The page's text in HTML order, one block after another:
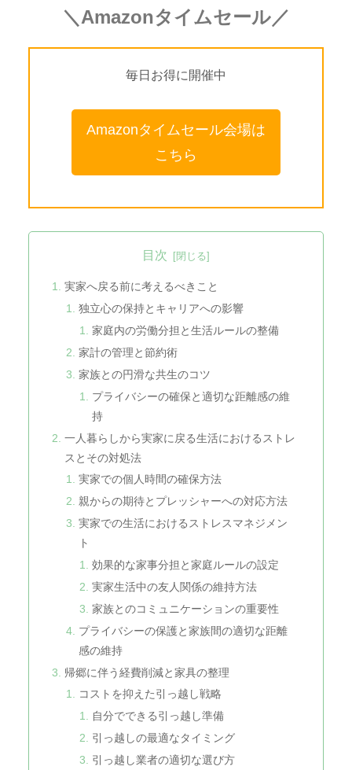
＼Amazonタイムセール／
毎日お得に開催中
Amazonタイムセール会場は
こちら
目次
実家へ戻る前に考えるべきこと
独立心の保持とキャリアへの影響
家庭内の労働分担と生活ルールの整備
家計の管理と節約術
家族との円滑な共生のコツ
プライバシーの確保と適切な距離感の維
持
一人暮らしから実家に戻る生活におけるストレ
スとその対処法
実家での個人時間の確保方法
親からの期待とプレッシャーへの対応方法
実家での生活におけるストレスマネジメン
ト
効果的な家事分担と家庭ルールの設定
実家生活中の友人関係の維持方法
家族とのコミュニケーションの重要性
プライバシーの保護と家族間の適切な距離
感の維持
帰郷に伴う経費削減と家具の整理
コストを抑えた引っ越し戦略
自分でできる引っ越し準備
引っ越しの最適なタイミング
引っ越し業者の適切な選び方